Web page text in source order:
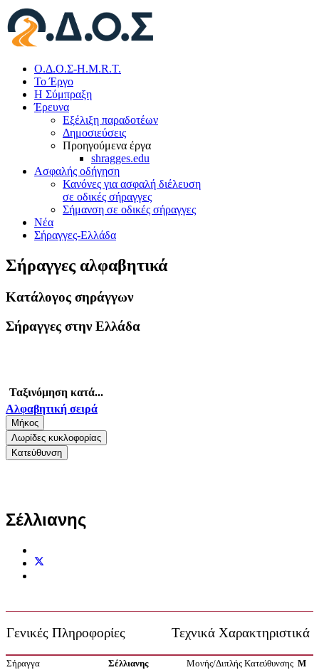
Ο.Δ.Ο.Σ-H.M.R.T.
Το Έργο
Η Σύμπραξη
Έρευνα
Εξέλιξη παραδοτέων
Δημοσιεύσεις
Προηγούμενα έργα
shragges.edu
Ασφαλής οδήγηση
Κανόνες για ασφαλή διέλευση
σε οδικές σήραγγες
Σήμανση σε οδικές σήραγγες
Νέα
Σήραγγες-Ελλάδα
Σήραγγες αλφαβητικά
Κατάλογος σηράγγων
Σήραγγες στην Ελλάδα
Ταξινόμηση κατά...
Αλφαβητική σειρά
Μήκος
Λωρίδες κυκλοφορίας
Κατεύθυνση
Σέλλιανης
Γενικές Πληροφορίες Τεχνικά Χαρακτηριστικά
Σήραγγα Σέλλιανης Μονής/Διπλής Κατεύθυνσης Μ